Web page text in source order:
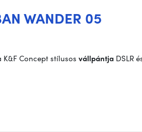
WANDER 05
Concept stílusos vállpántja DSLR